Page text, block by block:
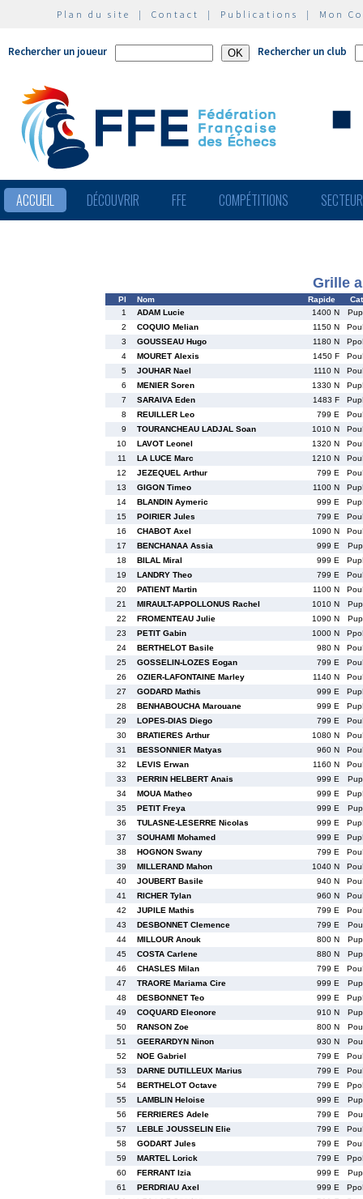
Plan du site | Contact | Publications | Mon
Rechercher un joueur Rechercher un club
ACCUEIL DÉCOUVRIR FFE COMPÉTITIONS
Grille
Pl Nom Rapide
1
ADAM Lucie 1400 N
2
COQUIO Melian 1150 N
3
GOUSSEAU Hugo 1180 N
4
MOURET Alexis 1450 F
5
JOUHAR Nael 1110 N
6
MENIER Soren 1330 N
7
SARAIVA Eden 1483 F
8
REUILLER Leo 799 E
9
TOURANCHEAU LADJAL Soan 1010 N
10
LAVOT Leonel 1320 N
11
LA LUCE Marc 1210 N
12
JEZEQUEL Arthur 799 E
13
GIGON Timeo 1100 N
14
BLANDIN Aymeric 999 E
15
POIRIER Jules 799 E
16
CHABOT Axel 1090 N
17
BENCHANAA Assia 999 E
18
BILAL Miral 999 E
19
LANDRY Theo 799 E
20
PATIENT Martin 1100 N
21
MIRAULT-APPOLLONUS Rachel 1010 N
22
FROMENTEAU Julie 1090 N
23
PETIT Gabin 1000 N
24
BERTHELOT Basile 980 N
25
GOSSELIN-LOZES Eogan 799 E
26
OZIER-LAFONTAINE Marley 1140 N
27
GODARD Mathis 999 E
28
BENHABOUCHA Marouane 999 E
29
LOPES-DIAS Diego 799 E
30
BRATIERES Arthur 1080 N
31
BESSONNIER Matyas 960 N
32
LEVIS Erwan 1160 N
33
PERRIN HELBERT Anais 999 E
34
MOUA Matheo 999 E
35
PETIT Freya 999 E
36
TULASNE-LESERRE Nicolas 999 E
37
SOUHAMI Mohamed 999 E
38
HOGNON Swany 799 E
39
MILLERAND Mahon 1040 N
40
JOUBERT Basile 940 N
41
RICHER Tylan 960 N
42
JUPILE Mathis 799 E
43
DESBONNET Clemence 799 E
44
MILLOUR Anouk 800 N
45
COSTA Carlene 880 N
46
CHASLES Milan 799 E
47
TRAORE Mariama Cire 999 E
48
DESBONNET Teo 999 E
49
COQUARD Eleonore 910 N
50
RANSON Zoe 800 N
51
GEERARDYN Ninon 930 N
52
NOE Gabriel 799 E
53
DARNE DUTILLEUX Marius 799 E
54
BERTHELOT Octave 799 E
55
LAMBLIN Heloise 999 E
56
FERRIERES Adele 799 E
57
LEBLE JOUSSELIN Elie 799 E
58
GODART Jules 799 E
59
MARTEL Lorick 799 E
60
FERRANT Izia 999 E
61
PERDRIAU Axel 999 E